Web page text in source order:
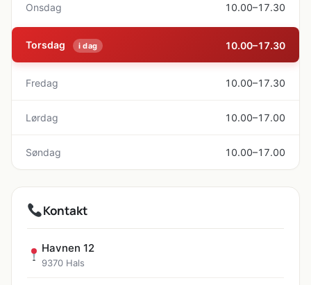
Onsdag 10.00–17.30
Torsdag i dag 10.00–17.30
Fredag 10.00–17.30
Lørdag 10.00–17.00
Søndag 10.00–17.00
Kontakt
Havnen 12
9370 Hals